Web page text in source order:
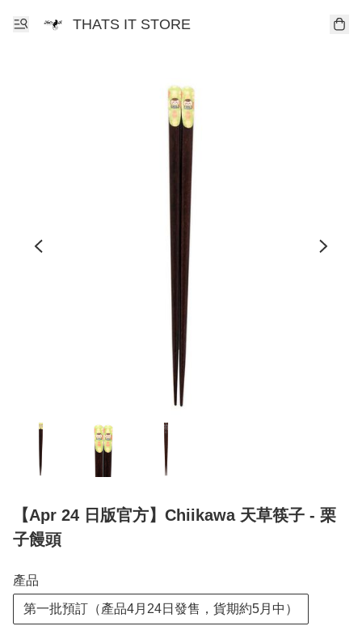
THATS IT STORE
【Apr 24 日版官方】Chiikawa 天草筷子 - 栗
子饅頭
產品
第一批預訂（產品4月24日發售，貨期約5月中）